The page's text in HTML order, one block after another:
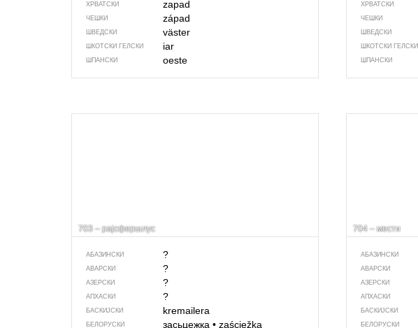
ХРВАТСКИ zapad
ЧЕШКИ západ
ШВЕДСКИ väster
ШКОТСКИ ГЕЛСКИ iar
ШПАНСКИ oeste
ХРВАТСКИ
ЧЕШКИ
ШВЕДСКИ
ШКОТСКИ ГЕЛСКИ
ШПАНСКИ
703 – рајсфершлус
АБАЗИНСКИ ?
АВАРСКИ ?
АЗЕРСКИ ?
АПХАСКИ ?
БАСКИЈСКИ kremailera
БЕЛОРУСКИ засьцежка •zaściežka
704 – мести
АБАЗИНСКИ
АВАРСКИ
АЗЕРСКИ
АПХАСКИ
БАСКИЈСКИ
БЕЛОРУСКИ